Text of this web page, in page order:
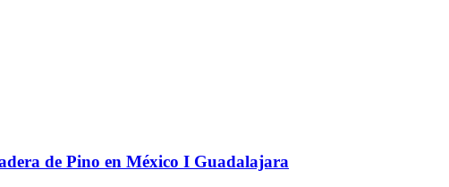
de Pino en México I Guadalajara